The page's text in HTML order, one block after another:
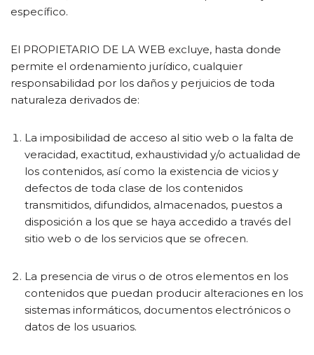
específico.
El PROPIETARIO DE LA WEB excluye, hasta donde
permite el ordenamiento jurídico, cualquier
responsabilidad por los daños y perjuicios de toda
naturaleza derivados de:
La imposibilidad de acceso al sitio web o la falta de
veracidad, exactitud, exhaustividad y/o actualidad de
los contenidos, así como la existencia de vicios y
defectos de toda clase de los contenidos
transmitidos, difundidos, almacenados, puestos a
disposición a los que se haya accedido a través del
sitio web o de los servicios que se ofrecen.
La presencia de virus o de otros elementos en los
contenidos que puedan producir alteraciones en los
sistemas informáticos, documentos electrónicos o
datos de los usuarios.